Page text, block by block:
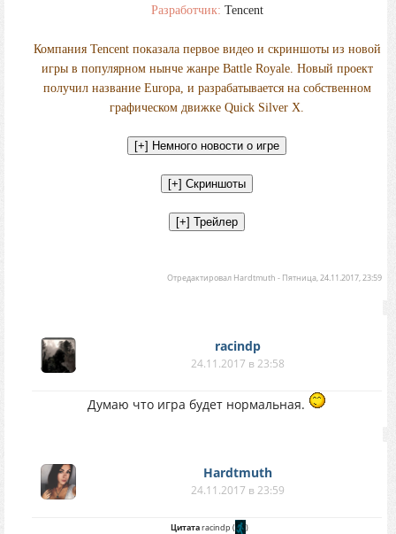
Разработчик: Tencent
Компания Tencent показала первое видео и скриншоты из новой
игры в популярном нынче жанре Battle Royale. Новый проект
получил название Europa, и разрабатывается на собственном
графическом движке Quick Silver X.
Отредактировал Hardtmuth - Пятница, 24.11.2017, 23:59
racindp
24.11.2017 в 23:58
Думаю что игра будет нормальная.
Hardtmuth
24.11.2017 в 23:59
Цитатаracindp ( )